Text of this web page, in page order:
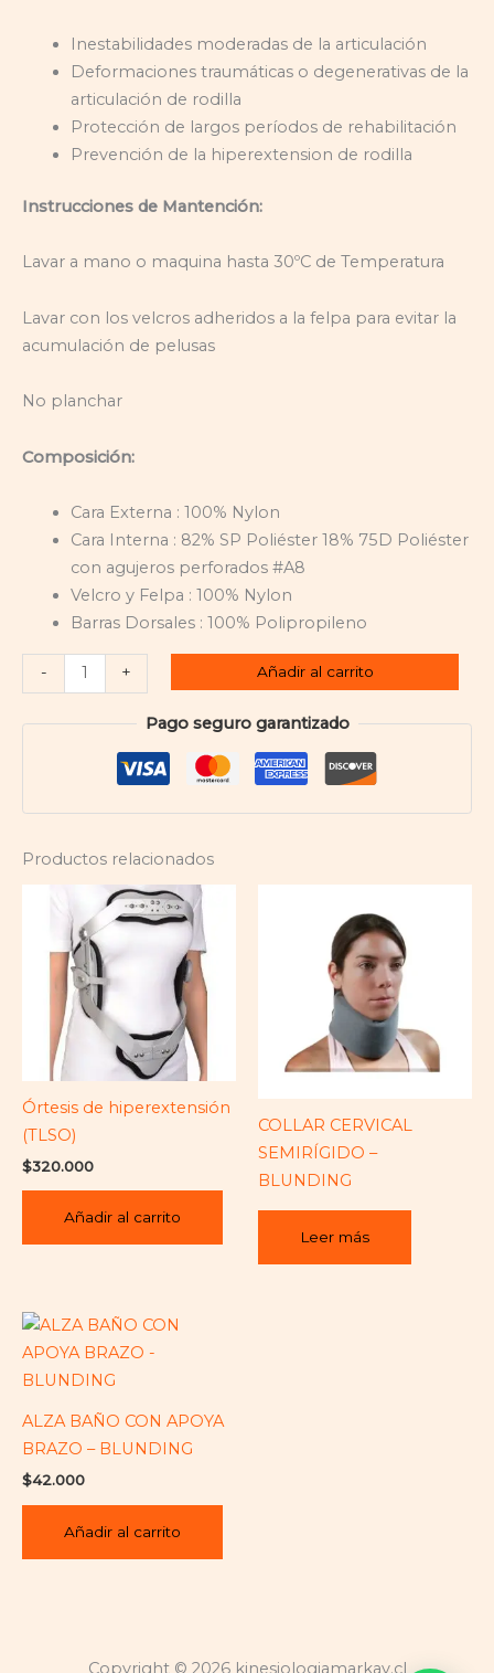
Inestabilidades moderadas de la articulación
Deformaciones traumáticas o degenerativas de la
articulación de rodilla
Protección de largos períodos de rehabilitación
Prevención de la hiperextension de rodilla
Instrucciones de Mantención:
Lavar a mano o maquina hasta 30ºC de Temperatura
Lavar con los velcros adheridos a la felpa para evitar la
acumulación de pelusas
No planchar
Composición:
Cara Externa : 100% Nylon
Cara Interna : 82% SP Poliéster 18% 75D Poliéster
con agujeros perforados #A8
Velcro y Felpa : 100% Nylon
Barras Dorsales : 100% Polipropileno
- + Añadir al carrito
Pago seguro garantizado
Productos relacionados
Órtesis de hiperextensión
(TLSO)
$320.000
Añadir al carrito
COLLAR CERVICAL
SEMIRÍGIDO –
BLUNDING
Leer más
ALZA BAÑO CON APOYA
BRAZO – BLUNDING
$42.000
Añadir al carrito